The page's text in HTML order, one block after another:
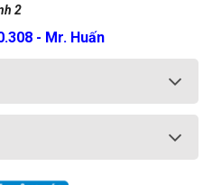
2
- Mr. Huấn